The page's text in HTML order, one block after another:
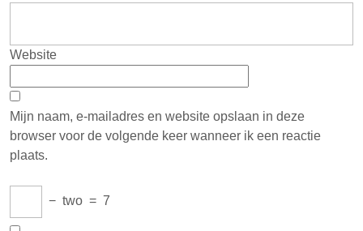
Website
Mijn naam, e-mailadres en website opslaan in deze
browser voor de volgende keer wanneer ik een reactie
plaats.
− two = 7